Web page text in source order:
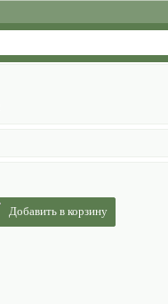
Добавить в корзину